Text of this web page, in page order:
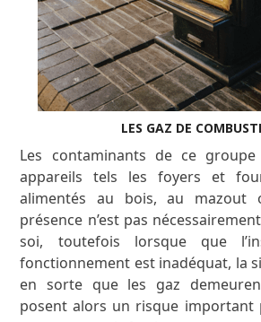
LES GAZ DE
Les contaminants de ce
appareils tels les foyers et
alimentés au bois, au mazout
présence n’est pas
soi, toutefois lorsque que
fonctionnement est inadéquat, la
en sorte que les gaz
posent alors un risque important